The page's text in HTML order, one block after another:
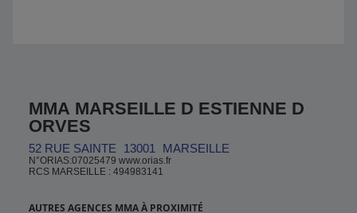
MMA MARSEILLE D ESTIENNE D
ORVES
52 RUE SAINTE 13001 MARSEILLE
N°ORIAS:07025479 www.orias.fr
RCS MARSEILLE : 494983141
AUTRES AGENCES MMA À PROXIMITÉ